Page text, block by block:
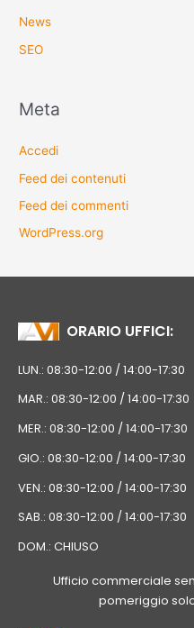
News
SEO
Meta
Accedi
Feed dei contenuti
Feed dei commenti
WordPress.org
ORARIO UFFICI:
LUN.: 08:30-12:00 / 14:00-17:30
MAR.: 08:30-12:00 / 14:00-17:30
MER.: 08:30-12:00 / 14:00-17:30
GIO.: 08:30-12:00 / 14:00-17:30
VEN.: 08:30-12:00 / 14:00-17:30
SAB.: 08:30-12:00 / 14:00-17:30
DOM.: CHIUSO
Ufficio commerciale
pomeriggio